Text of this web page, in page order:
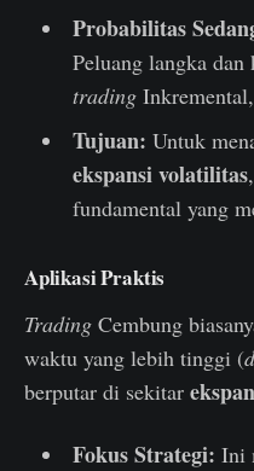
Probabilitas
Peluang langka
tradingInkremental,
Tujuan: Untuk
ekspansi volatilitas
fundamental yang
Aplikasi Praktis
Trading Cembung
waktu yang lebih tinggi (
berputar di sekitar
Fokus Strategi: Ini